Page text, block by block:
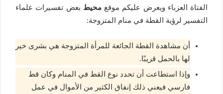
الفتاة العزباء ويعرض عليكم موقعمحيط بعض تفسيرات علماء
التفسير لرؤية القطة في منام المتزوجة:
أن مشاهدة القطة الجائعة للمرأة المتزوجة هي بشرى خير
لها بالحمل قريبًا.
وإذا استطاعت أن تحدد نوع القط في المنام وكان قط
فارسي فيعني ذلك إنفاق الكثير من الأموال في عمل